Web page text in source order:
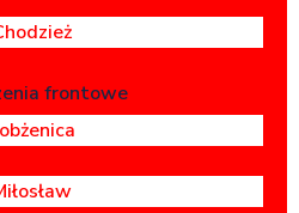
frontowe